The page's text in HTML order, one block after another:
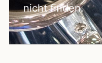
nicht finden.